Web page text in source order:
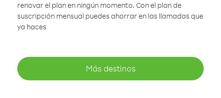
renovar el plan en ningún momento. Con el plan de
suscripción mensual puedes ahorrar en las llamadas que
ya haces
Más destinos